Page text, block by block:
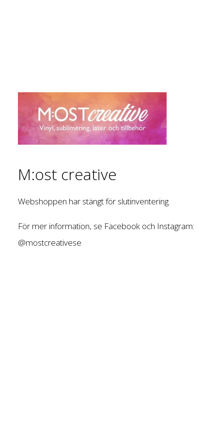
M:ost creative
Webshoppen har stängt för slutinventering.
För mer information, se Facebook och Instagram:
@mostcreativese